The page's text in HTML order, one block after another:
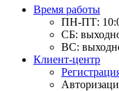
Время работы
ПН-ПТ:
СБ:
ВС:
Клиент-центр